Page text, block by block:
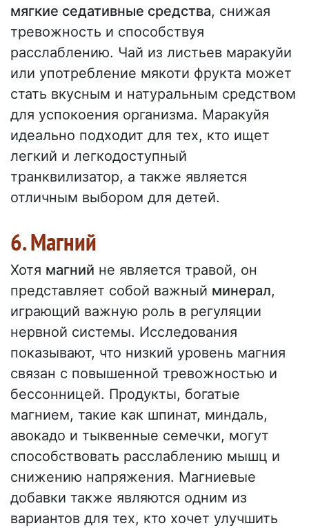
мягкие седативные средства, снижая
тревожность и способствуя
расслаблению. Чай из листьев маракуйи
или употребление мякоти фрукта может
стать вкусным и натуральным средством
для успокоения организма. Маракуйя
идеально подходит для тех, кто ищет
легкий и легкодоступный
транквилизатор, а также является
отличным выбором для детей.
6. Магний
Хотя магний не является травой, он
представляет собой важный минерал,
играющий важную роль в регуляции
нервной системы. Исследования
показывают, что низкий уровень магния
связан с повышенной тревожностью и
бессонницей. Продукты, богатые
магнием, такие как шпинат, миндаль,
авокадо и тыквенные семечки, могут
способствовать расслаблению мышц и
снижению напряжения. Магниевые
добавки также являются одним из
вариантов для тех, кто хочет улучшить